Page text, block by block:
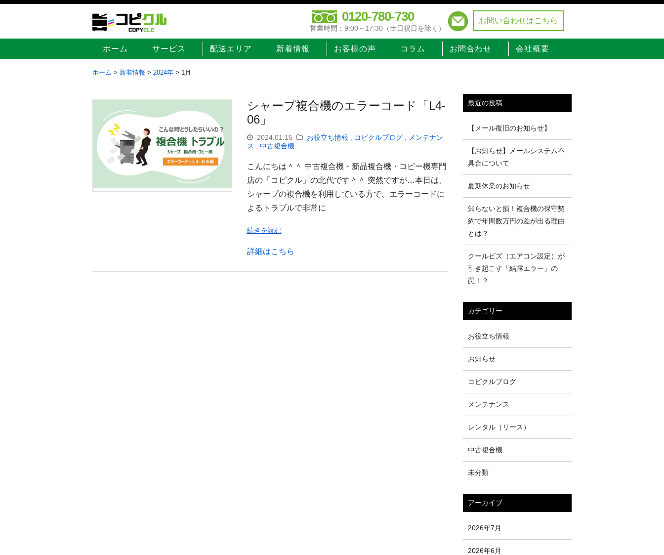
0120-780-730
営業時間：9:00～17:30（土日祝日を除く）
お問い合わせはこちら
ホーム サービス 配送エリア 新着情報 お客様の声 コラム お問合わせ 会社概要
ホーム > 新着情報 > 2024年 > 1月
シャープ複合機のエラーコード「L4-
06」
2024.01.15 お役立ち情報 , コピクルブログ, メンテナン
ス , 中古複合機
こんにちは＾＾ 中古複合機・新品複合機・コピー機専門
店の「コピクル」の北代です＾＾ 突然ですが…本日は、
シャープの複合機を利用している方で、エラーコードに
よるトラブルで非常に
続きを読む
詳細はこちら
最近の投稿
【メール復旧のお知らせ】
【お知らせ】メールシステム不
具合について
夏期休業のお知らせ
知らないと損！複合機の保守契
約で年間数万円の差が出る理由
とは？
クールビズ（エアコン設定）が
引き起こす「結露エラー」の
罠！？
カテゴリー
お役立ち情報
お知らせ
コピクルブログ
メンテナンス
レンタル（リース）
中古複合機
未分類
アーカイブ
2026年7月
2026年6月